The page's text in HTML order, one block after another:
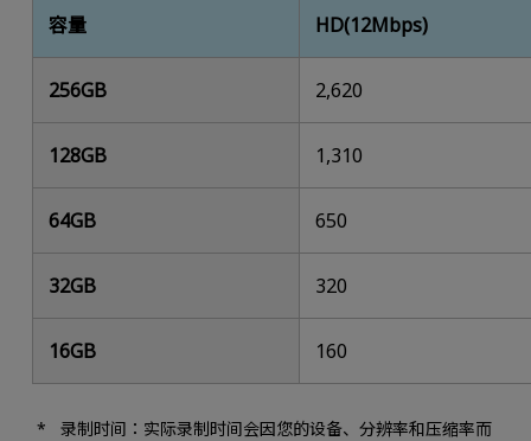
容量 HD(12Mbps)
256GB 2,620
128GB 1,310
64GB 650
32GB 320
16GB 160
录制时间：实际录制时间会因您的设备、分辨率和压缩率而